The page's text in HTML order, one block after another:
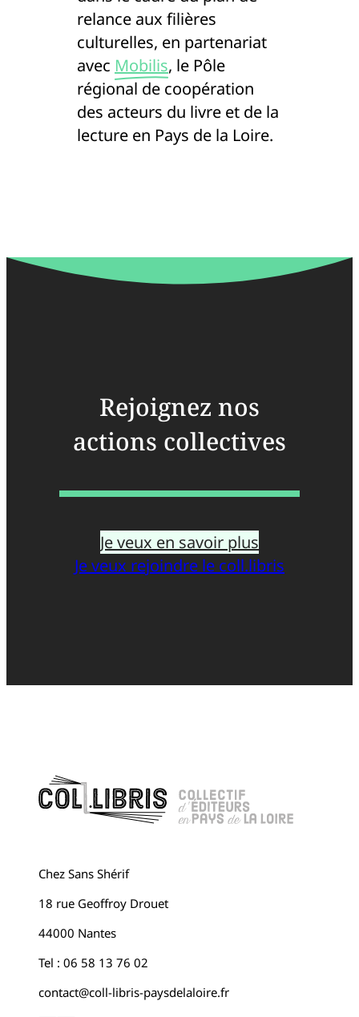
relance aux filières
culturelles, en partenariat
avec Mobilis, le Pôle
régional de coopération
des acteurs du livre et de la
lecture en Pays de la Loire.
Rejoignez nos
actions collectives
Je veux en savoir plus
Je veux rejoindre le coll.libris
Chez Sans Shérif
18 rue Geoffroy Drouet
44000 Nantes
Tel : 06 58 13 76 02
contact@coll-libris-paysdelaloire.fr